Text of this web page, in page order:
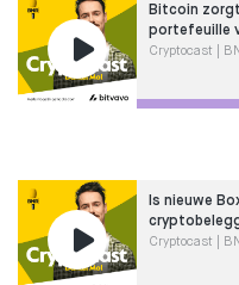
Bitcoin
portefeuille
Cryptocast |
Is nieuwe
Cryptocast |